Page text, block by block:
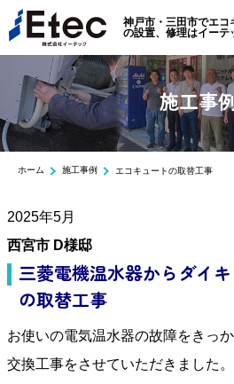
神戸市・三田市でエコ
の設置、修理はイーテ
施工事
ホーム 施工事例 エコキュートの取替工事
2025年5月
西宮市 D様邸
三菱電機温水器からダイ
の取替工事
お使いの電気温水器の故障をきっ
交換工事をさせていただきました。